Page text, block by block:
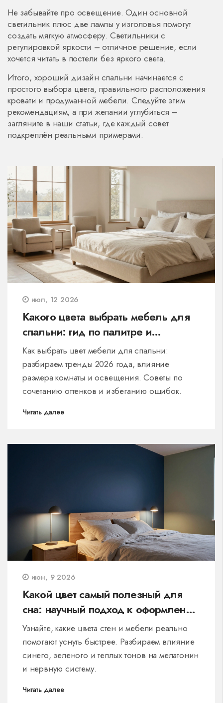
Не забывайте про освещение. Один основной
светильник плюс две лампы у изголовья помогут
создать мягкую атмосферу. Светильники с
регулировкой яркости – отличное решение, если
хочется читать в постели без яркого света.
Итого, хороший дизайн спальни начинается с
простого выбора цвета, правильного расположения
кровати и продуманной мебели. Следуйте этим
рекомендациям, а при желании углубиться –
загляните в наши статьи, где каждый совет
подкреплён реальными примерами.
июл, 12 2026
Какого цвета выбрать мебель для
спальни: гид по палитре и
сочетаниям
Как выбрать цвет мебели для спальни:
разбираем тренды 2026 года, влияние
размера комнаты и освещения. Советы по
сочетанию оттенков и избеганию ошибок.
Читать далее
июн, 9 2026
Какой цвет самый полезный для
сна: научный подход к оформлению
спальни
Узнайте, какие цвета стен и мебели реально
помогают уснуть быстрее. Разбираем влияние
синего, зеленого и теплых тонов на мелатонин
и нервную систему.
Читать далее